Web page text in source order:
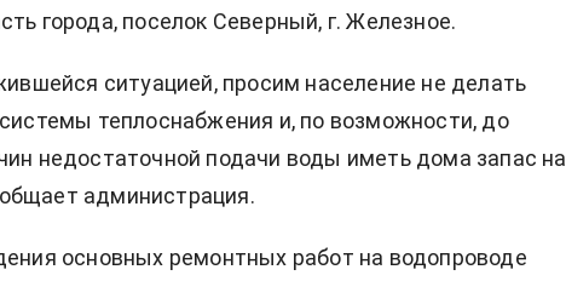
города, поселок Северный, г. Железное.
ситуацией, просим население не делать
теплоснабжения и, по возможности, до
недостаточной подачи воды иметь дома запас на
администрация.
основных ремонтных работ на водопроводе